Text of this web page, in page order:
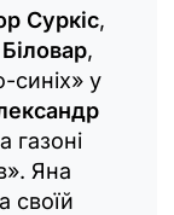
Суркіс,
Біловар,
синіх» у
газоні
Яна
своїй